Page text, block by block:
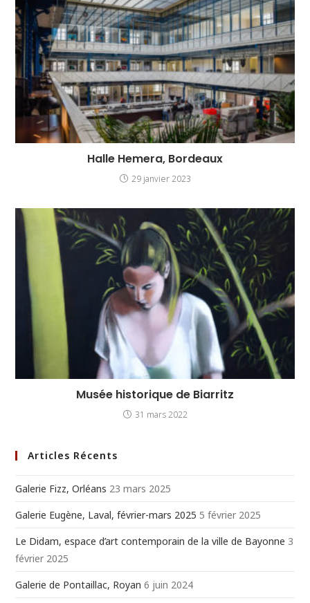
Halle Hemera, Bordeaux
29 janvier 2023
Musée historique de Biarritz
31 mars 2022
Articles Récents
Galerie Fizz, Orléans 23 mars 2025
Galerie Eugène, Laval, février-mars 2025 5 février 2025
Le Didam, espace d’art contemporain de la ville de Bayonne 3
février 2025
Galerie de Pontaillac, Royan 6 juin 2024